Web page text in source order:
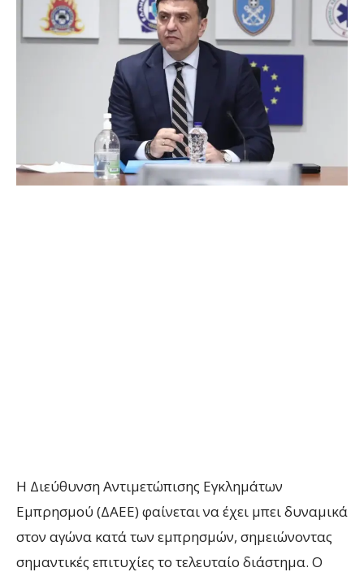
Η Διεύθυνση Αντιμετώπισης Εγκλημάτων
Εμπρησμού (ΔΑΕΕ) φαίνεται να έχει μπει δυναμικά
στον αγώνα κατά των εμπρησμών, σημειώνοντας
σημαντικές επιτυχίες το τελευταίο διάστημα. Ο